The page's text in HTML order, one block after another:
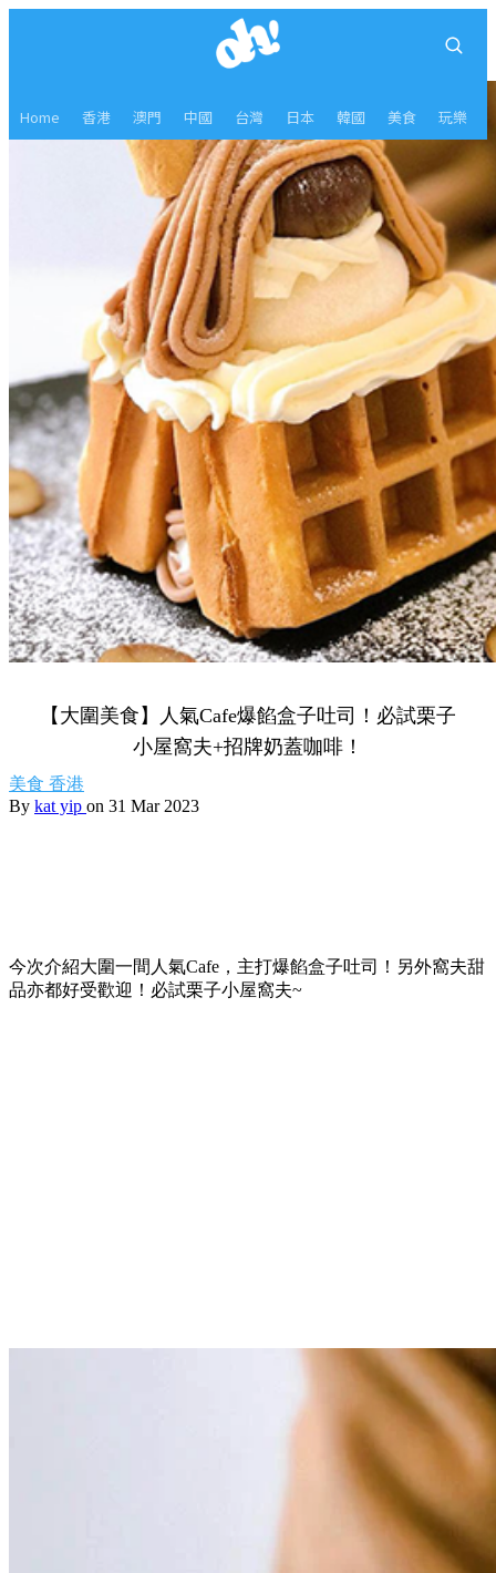
Home 香港 澳門 中國 台灣 日本 韓國 美食 玩樂
【大圍美食】人氣Cafe爆餡盒子吐司！必試栗子
小屋窩夫+招牌奶蓋咖啡！
美食 香港
By kat yip on 31 Mar 2023
今次介紹大圍一間人氣Cafe，主打爆餡盒子吐司！另外窩夫甜
品亦都好受歡迎！必試栗子小屋窩夫~